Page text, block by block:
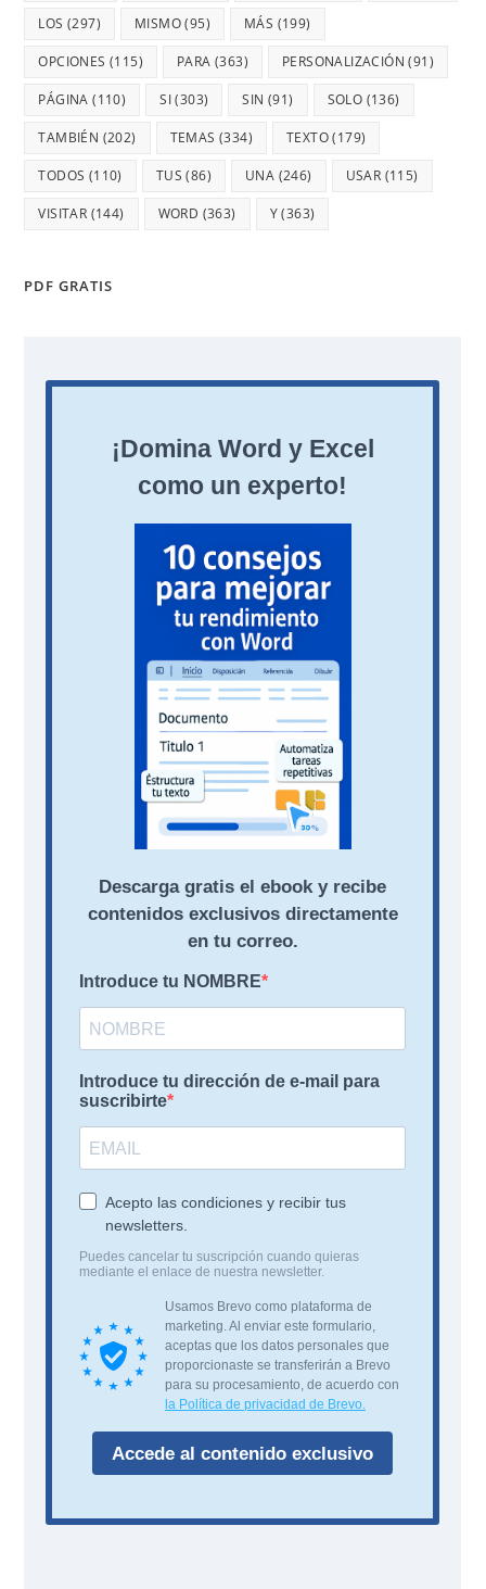
LOS (297) MISMO(95) MÁS (199)
OPCIONES (115) PARA (363) PERSONALIZACIÓN (91)
PÁGINA (110) SI(303) SIN (91) SOLO (136)
TAMBIÉN (202) TEMAS (334) TEXTO(179)
TODOS (110) TUS (86) UNA (246) USAR (115)
VISITAR (144) WORD (363) Y(363)
PDF GRATIS